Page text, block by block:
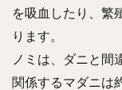
を吸血したり、繁
ります。
ノミは、ダニと間
関係するマダニは